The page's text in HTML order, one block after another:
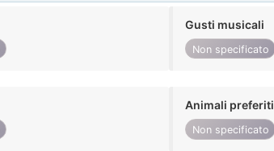
Gusti musicali
Non specificato
Animali preferiti
Non specificato